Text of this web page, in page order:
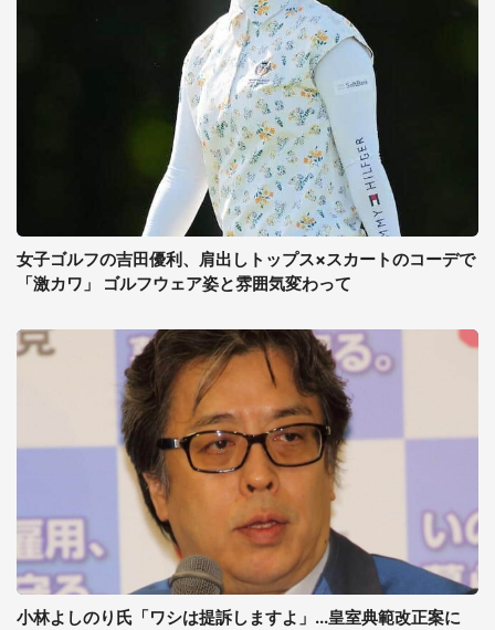
女子ゴルフの吉田優利、肩出しトップス×スカートのコーデで
「激カワ」 ゴルフウェア姿と雰囲気変わって
小林よしのり氏「ワシは提訴しますよ」...皇室典範改正案に